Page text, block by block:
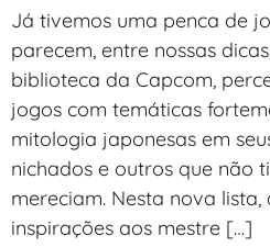
Já tivemos uma penca de
parecem, entre nossas
biblioteca da Capcom,
jogos com temáticas
mitologia japonesas em
nichados e outros que não
mereciam. Nesta nova
inspirações aos mestre […]